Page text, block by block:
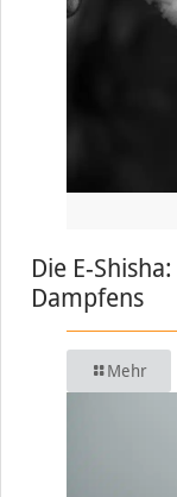
Die E-
Dampfens
Mehr